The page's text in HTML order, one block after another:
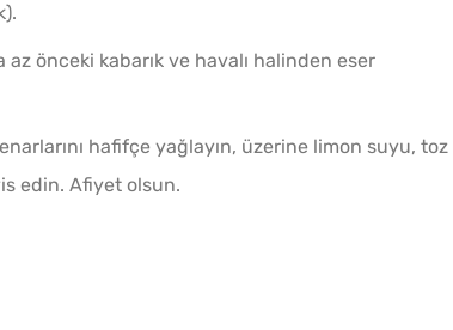
az önceki kabarık ve havalı halinden eser
hafifçe yağlayın, üzerine limon suyu, toz
edin. Afiyet olsun.